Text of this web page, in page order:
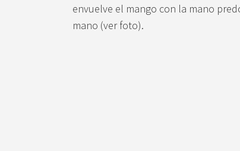
envuelve el mango con la mano
mano (ver foto).